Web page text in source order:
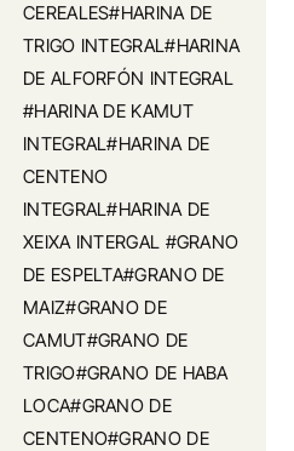
CEREALES#HARINA DE
TRIGO INTEGRAL#HARINA
DE ALFORFÓN INTEGRAL
#HARINA DE KAMUT
INTEGRAL#HARINA DE
CENTENO
INTEGRAL#HARINA DE
XEIXA INTERGAL #GRANO
DE ESPELTA#GRANO DE
MAIZ#GRANO DE
CAMUT#GRANO DE
TRIGO#GRANO DE HABA
LOCA#GRANO DE
CENTENO#GRANO DE